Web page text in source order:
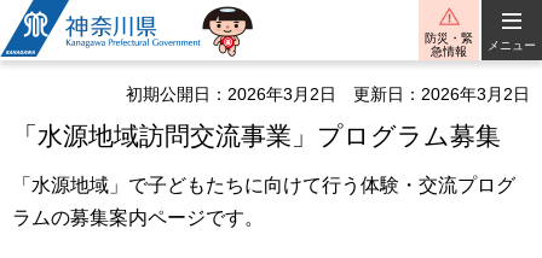
神奈川県
防災・緊
急情報
メニュー
初期公開日：2026年3月2日 更新日：2026年3月2日
「水源地域訪問交流事業」プログラム募集
「水源地域」で子どもたちに向けて行う体験・交流プログ
ラムの募集案内ページです。